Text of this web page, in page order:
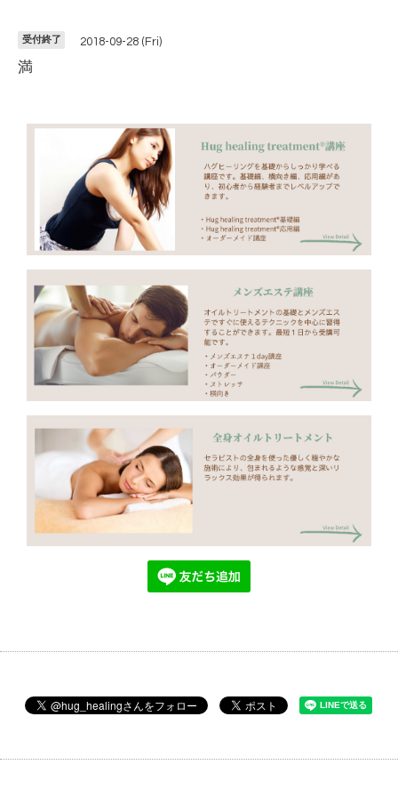
受付終了 2018-09-28 (Fri)
満